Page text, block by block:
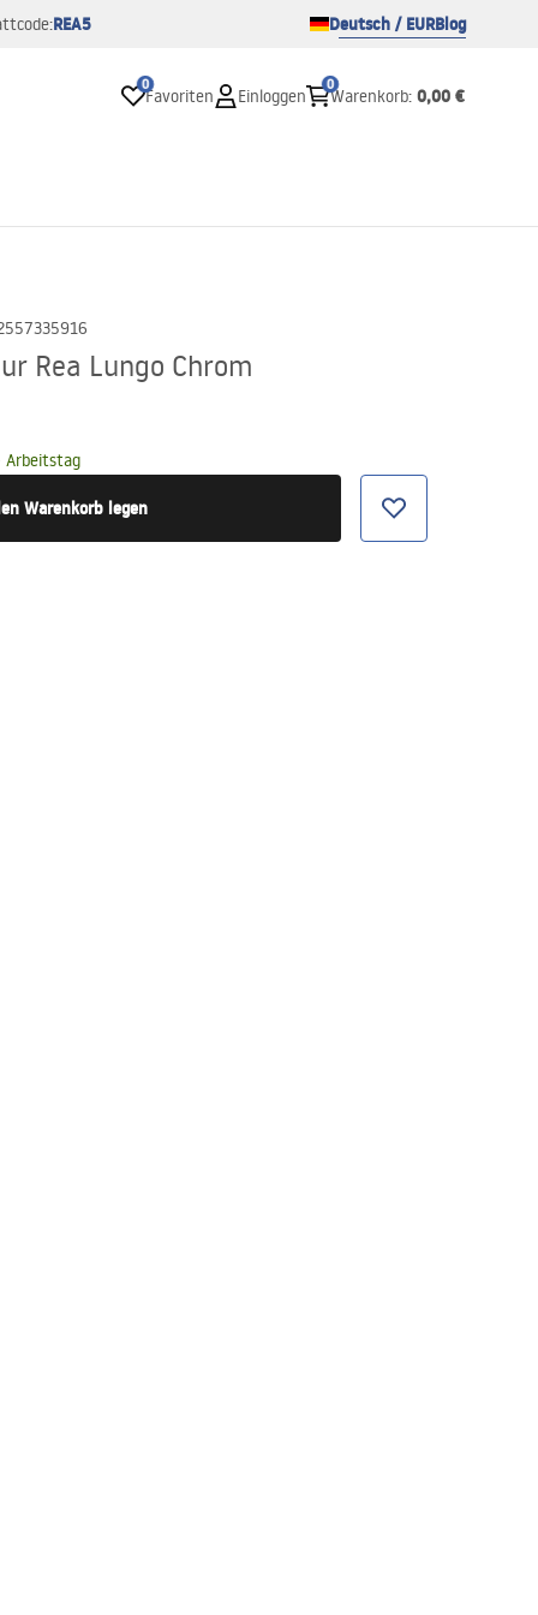
REA5 Deutsch / EURBlog
0
Favoriten Einloggen
0
Warenkorb: 0,00 €
Rea Lungo Chrom
Arbeitstag
Warenkorb legen